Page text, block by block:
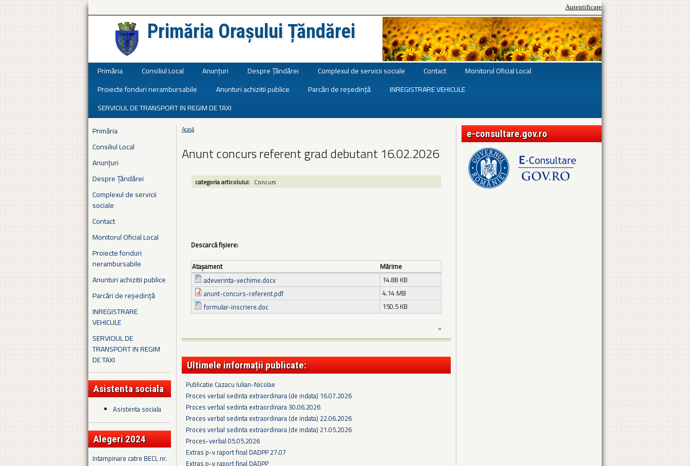
Autentificare
Primăria Orașului Țăndărei
Primăria Consiliul Local Anunțuri Despre Țăndărei Complexul de servicii sociale Contact
Monitorul Oficial Local
Proiecte fonduri nerambursabile
Anunturi achizitii publice Parcări de reședință
INREGISTRARE VEHICULE
SERVICIUL DE TRANSPORT IN REGIM DE TAXI
Primăria
Consiliul Local
Anunțuri
Despre Țăndărei
Complexul de servicii
sociale
Contact
Monitorul Oficial Local
Proiecte fonduri
nerambursabile
Anunturi achizitii publice
Parcări de reședință
INREGISTRARE
VEHICULE
SERVICIUL DE
TRANSPORT IN REGIM
DE TAXI
Asistenta sociala
Asistenta sociala
Alegeri 2024
Intampinare catre BECL nr.
Eşti aici
Acasă
Anunt concurs referent grad debutant 16.02.2026
categoria articolului: Concurs
Descarcă fișiere:
Ataşament
Mărime
adeverinta-vechime.docx
14.88 KB
anunt-concurs-referent.pdf
4.14 MB
formular-inscriere.doc
150.5 KB
»
Ultimele informații publicate:
Publicatie Cazacu Iulian-Nicolae
Proces verbal sedinta extraordinara (de indata) 16.07.2026
Proces verbal sedinta extraordinara 30.06.2026
Proces verbal sedinta extraordinara (de indata) 22.06.2026
Proces verbal sedinta extraordinara (de indata) 21.05.2026
Proces-verbal 05.05.2026
Extras p-v raport final DADPP 27.07
Extras p-v raport final DADPP
e-consultare.gov.ro